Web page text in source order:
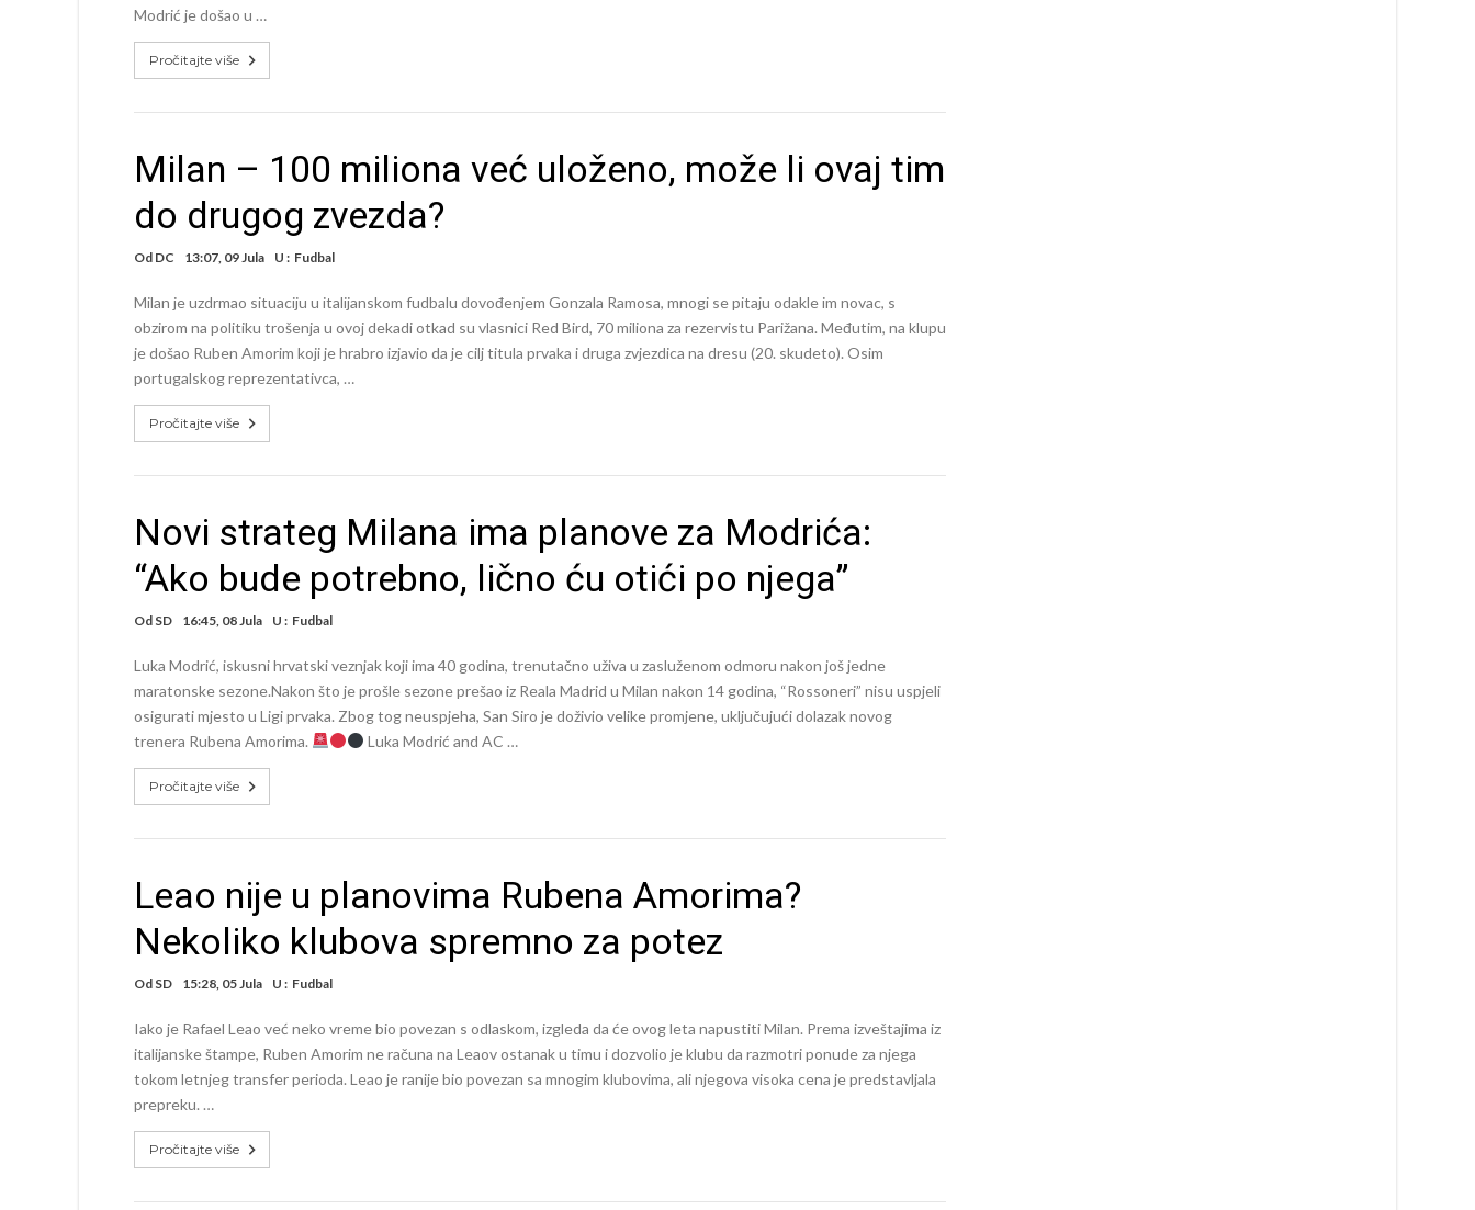
Modrić je došao u …
Pročitajte više
Milan – 100 miliona već uloženo, može li ovaj tim
do drugog zvezda?
Od DC 13:07, 09 Jula U : Fudbal
Milan je uzdrmao situaciju u italijanskom fudbalu dovođenjem Gonzala Ramosa, mnogi se pitaju odakle im novac, s
obzirom na politiku trošenja u ovoj dekadi otkad su vlasnici Red Bird, 70 miliona za rezervistu Parižana. Međutim, na klupu
je došao Ruben Amorim koji je hrabro izjavio da je cilj titula prvaka i druga zvjezdica na dresu (20. skudeto). Osim
portugalskog reprezentativca, …
Pročitajte više
Novi strateg Milana ima planove za Modrića:
“Ako bude potrebno, lično ću otići po njega”
Od SD 16:45, 08 Jula U : Fudbal
Luka Modrić, iskusni hrvatski veznjak koji ima 40 godina, trenutačno uživa u zasluženom odmoru nakon još jedne
maratonske sezone.Nakon što je prošle sezone prešao iz Reala Madrid u Milan nakon 14 godina, “Rossoneri” nisu uspjeli
osigurati mjesto u Ligi prvaka. Zbog tog neuspjeha, San Siro je doživio velike promjene, uključujući dolazak novog
trenera Rubena Amorima.
Luka Modrić and AC …
Pročitajte više
Leao nije u planovima Rubena Amorima?
Nekoliko klubova spremno za potez
Od SD 15:28, 05 Jula U : Fudbal
Iako je Rafael Leao već neko vreme bio povezan s odlaskom, izgleda da će ovog leta napustiti Milan. Prema izveštajima iz
italijanske štampe, Ruben Amorim ne računa na Leaov ostanak u timu i dozvolio je klubu da razmotri ponude za njega
tokom letnjeg transfer perioda. Leao je ranije bio povezan sa mnogim klubovima, ali njegova visoka cena je predstavljala
prepreku. …
Pročitajte više